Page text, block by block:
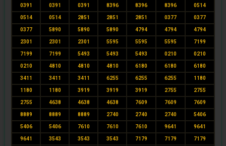
0391 0391 0391 8396 8396 8396 0514
0514 0514 2851 2851 2851 0377 0377
0377 5890 5890 5890 4794 4794 4794
2301 2301 2301 5595 5595 5595 7199
7199 7199 5493 5493 5493 0210 0210
0210 4810 4810 4810 6180 6180 6180
3411 3411 3411 6255 6255 6255 1180
1180 1180 3919 3919 3919 2755 2755
2755 4638 4638 4638 7609 7609 7609
8889 8889 8889 2740 2740 2740 5406
5406 5406 7610 7610 7610 9641 9641
9641 3543 3543 3543 7179 7179 7179